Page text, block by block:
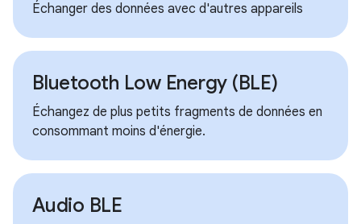
Échanger des données avec d'autres appareils
Bluetooth Low Energy (BLE)
Échangez de plus petits fragments de données en
consommant moins d'énergie.
Audio BLE